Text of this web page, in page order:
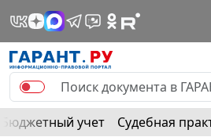
Бюджетный учет Судебная